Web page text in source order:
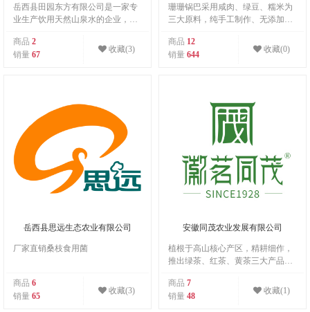
岳西县田园东方有限公司是一家专
业生产饮用天然山泉水的企业，位
镇境内河流星罗密布，是皖水潜水
河支流的发源地，除五河、铁强
有妙道山国家级森林公园，海拔高
度1465米，与有“皖母山”之称的明
堂山（海拔1563米）隔河相望，
与“中华禅宗第一山”司空山（海拔
1227米）隔山相连。这里的地下水
资源极为丰富，在全国的水资源调
查中发现，水质稀有，富含偏硅
商品 2
销量 67
收藏(3)
珊珊锅巴采用咸肉、绿豆、糯米为
三大原料，纯手工制作、无添加、
色泽金黄、腊肉的咸美，豆子的酥
脆，耐嚼有劲道，回味绵长、香味
商品 12
销量 644
收藏(0)
岳西县思远生态农业有限公司
厂家直销桑枝食用菌
商品 6
销量 65
收藏(3)
安徽同茂农业发展有限公司
植根于高山核心产区，精耕细作，
推出绿茶、红茶、黄茶三大产品系
芽叶完整、新鲜、匀净，对传统茶
叶品质的极致追求。
商品 7
销量 48
收藏(1)